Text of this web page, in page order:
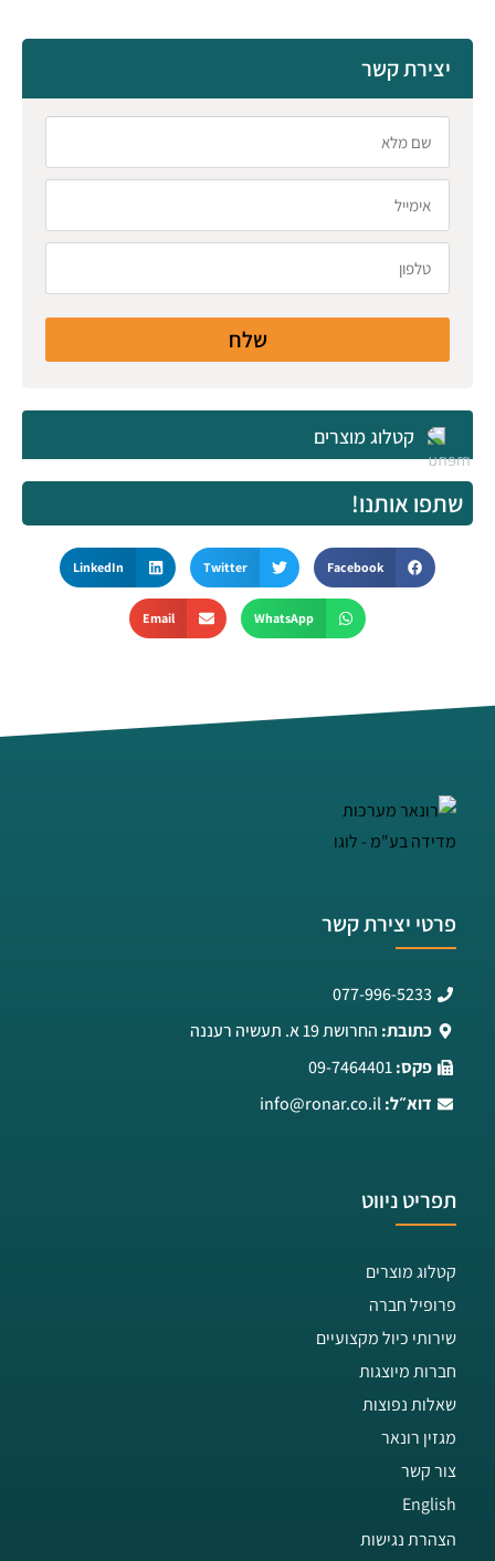
יצירת קשר
שלח
קטלוג מוצרים
שתפו אותנו!
Facebook
Twitter
LinkedIn
WhatsApp
Email
פרטי יצירת קשר
077-996-5233
כתובת: החרושת 19 א. תעשיה רעננה
פקס:09-7464401
דוא״ל: info@ronar.co.il
תפריט ניווט
קטלוג מוצרים
פרופיל חברה
שירותי כיול מקצועיים
חברות מיוצגות
שאלות נפוצות
מגזין רונאר
צור קשר
English
הצהרת נגישות